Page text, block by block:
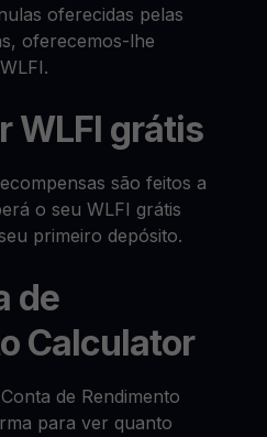
oferecidas pelas
oferecemos-lhe
WLFI grátis
são feitos a
o seu WLFI grátis
primeiro depósito.
de
Calculator
de Rendimento
para ver quanto